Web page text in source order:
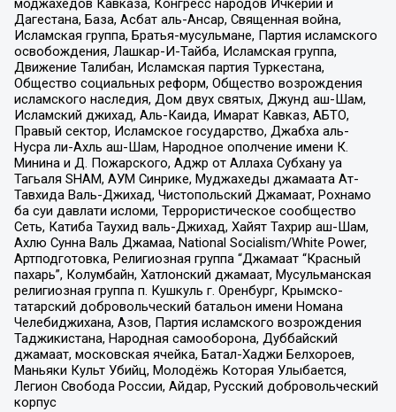
моджахедов Кавказа, Конгресс народов Ичкерии и
Дагестана, База, Асбат аль-Ансар, Священная война,
Исламская группа, Братья-мусульмане, Партия исламского
освобождения, Лашкар-И-Тайба, Исламская группа,
Движение Талибан, Исламская партия Туркестана,
Общество социальных реформ, Общество возрождения
исламского наследия, Дом двух святых, Джунд аш-Шам,
Исламский джихад, Аль-Каида, Имарат Кавказ, АБТО,
Правый сектор, Исламское государство, Джабха аль-
Нусра ли-Ахль аш-Шам, Народное ополчение имени К.
Минина и Д. Пожарского, Аджр от Аллаха Субхану уа
Тагьаля SHAM, АУМ Синрике, Муджахеды джамаата Ат-
Тавхида Валь-Джихад, Чистопольский Джамаат, Рохнамо
ба суи давлати исломи, Террористическое сообщество
Сеть, Катиба Таухид валь-Джихад, Хайят Тахрир аш-Шам,
Ахлю Сунна Валь Джамаа, National Socialism/White Power,
Артподготовка, Религиозная группа “Джамаат “Красный
пахарь”, Колумбайн, Хатлонский джамаат, Мусульманская
религиозная группа п. Кушкуль г. Оренбург, Крымско-
татарский добровольческий батальон имени Номана
Челебиджихана, Азов, Партия исламского возрождения
Таджикистана, Народная самооборона, Дуббайский
джамаат, московская ячейка, Батал-Хаджи Белхороев,
Маньяки Культ Убийц, Молодёжь Которая Улыбается,
Легион Свобода России, Айдар, Русский добровольческий
корпус